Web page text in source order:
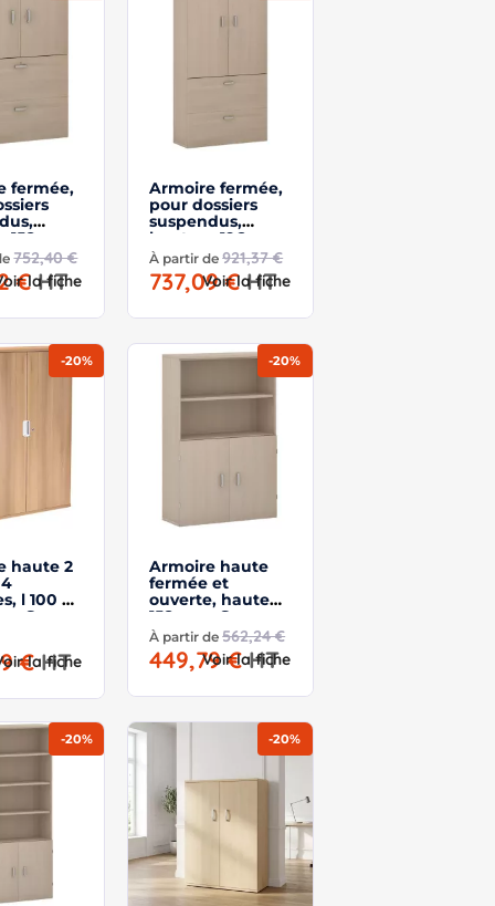
fermée,
cm –
752,40 €
€HT
la fiche
Armoire fermée,
pour dossiers
suspendus,
hauteur 196 cm –
So Madrid
À partir de921,37 €
737,09 €HT
Voir la fiche
haute 2
l 100 x
- So
€HT
la fiche
-20%
Armoire haute
fermée et
ouverte, hauteur
158 cm – So
Madrid
À partir de562,24 €
449,79 €HT
Voir la fiche
-20%
-20% -20%